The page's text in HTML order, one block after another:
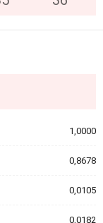
1,0000
0,8678
0,0105
0,0182